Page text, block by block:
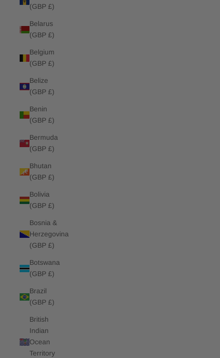
(GBP £)
Belarus
(GBP £)
Belgium
(GBP £)
Belize
(GBP £)
Benin
(GBP £)
Bermuda
(GBP £)
Bhutan
(GBP £)
Bolivia
(GBP £)
Bosnia &
Herzegovina
(GBP £)
Botswana
(GBP £)
Brazil
(GBP £)
British
Indian
Ocean
Territory